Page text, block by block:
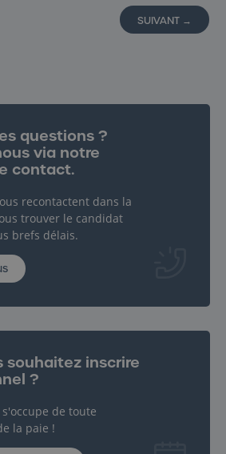
SUIVANT →
questions ?
via notre
contact.
recontactent dans la
trouver le candidat
brefs délais.
ici
souhaitez inscrire
?
de toute
la paie !